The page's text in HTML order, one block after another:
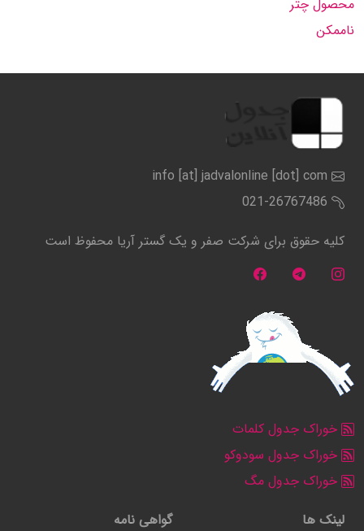
محصول چتر
ناممكن
info [at] jadvalonline [dot] com
021-26767486
کلیه حقوق برای شرکت صفر و یک گستر آریا محفوظ است
خوراک جدول کلمات
خوراک جدول سودوکو
خوراک جدول مگ
لینک ها
گواهی نامه